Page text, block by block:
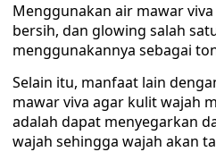
Menggunakan air mawar
bersih, dan glowing salah
menggunakannya sebagai
Selain itu, manfaat lain
mawar viva agar kulit wajah
adalah dapat menyegarkan
wajah sehingga wajah akan